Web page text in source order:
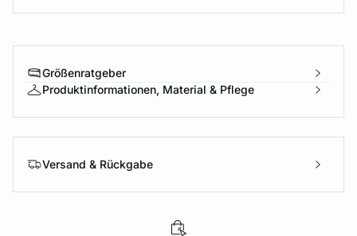
Größenratgeber
Produktinformationen, Material & Pflege
Versand & Rückgabe